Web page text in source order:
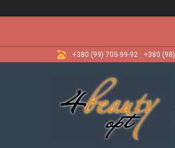
+380 (99) 705-99-92 +380